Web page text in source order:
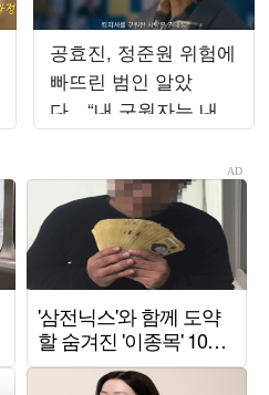
공효진, 정준원 위험에
빠뜨린 범인 알았
다…“내 구원자는 내
남편” (‘유부녀 킬러’)